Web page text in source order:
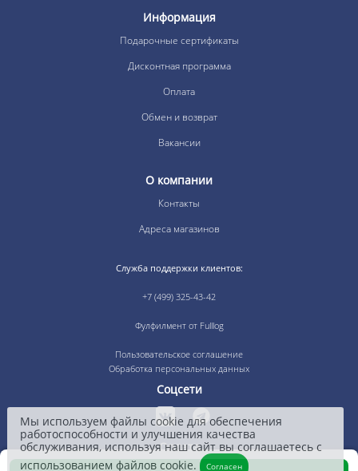
Информация
Подарочные сертификаты
Дисконтная программа
Оплата
Обмен и возврат
Вакансии
О компании
Контакты
Адреса магазинов
Служба поддержки клиентов:
+7 (499) 325-43-42
Фулфилмент от Fulllog
Пользовательское соглашение
Обработка персональных данных
Соцсети
Оплата
Мы используем файлы cookie для обеспечения
работоспособности и улучшения качества
обслуживания, используя наш сайт вы соглашаетесь с
использованием файлов cookie.
Согласен